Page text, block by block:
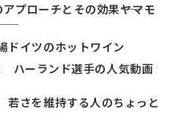
プローチとその効果――ヤマモ
ドイツのホットワイン
ハーランド選手の人気動画
さを維持する人のちょっと